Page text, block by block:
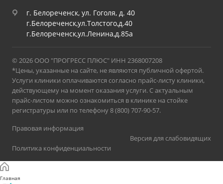
г. Белореченск, ул. Гоголя, д. 40
г.Белореченск,ул.Толстого,д.40
г.Белореченск,ул.Ленина,д.85а
© 2026 ООО "ПРОГРЕСС ПЛЮС" ИНН 2368007208
*Цены, указанные на сайте, не являются публичной офертой.
Услуги клиники оплачиваются согласно прайс-листу клиники,
действующему на момент оказания услуги. С актуальным
прайс-листом можно ознакомиться в клинике на стойке
регистратуры или по телефону 8 (800) 707-90-57.
Правовая информация
Политика конфиденциальности
Версия для слабовидящих
Главная